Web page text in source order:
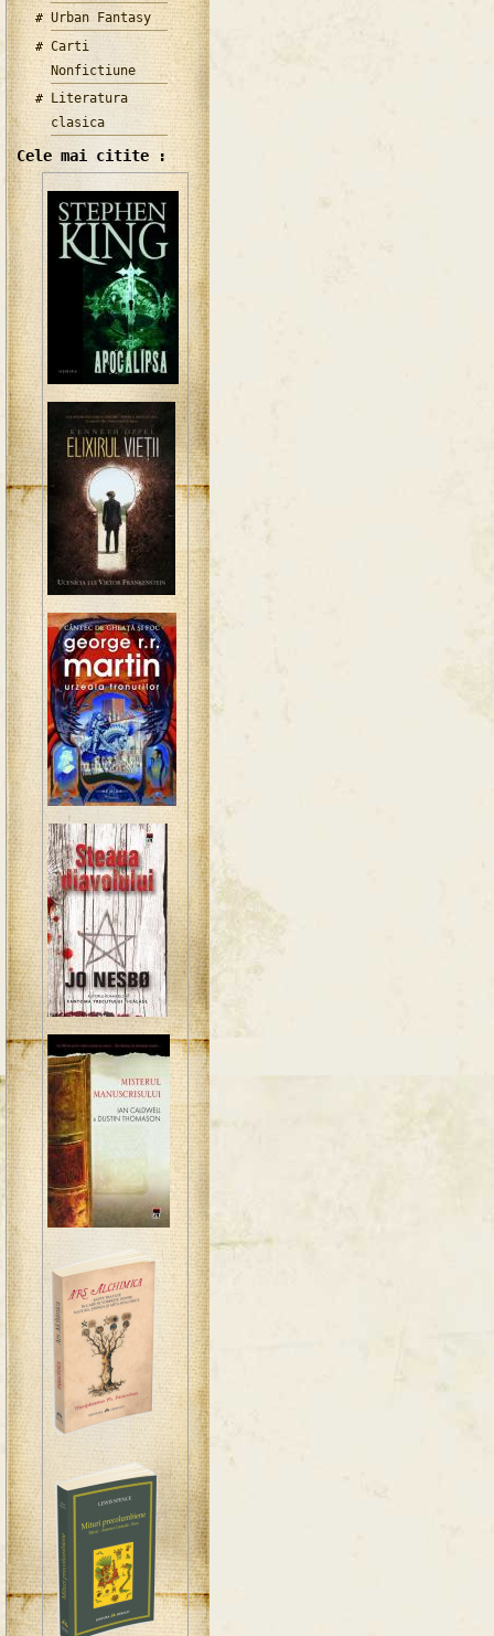
Urban Fantasy
Carti
Nonfictiune
Literatura
clasica
Cele mai citite :